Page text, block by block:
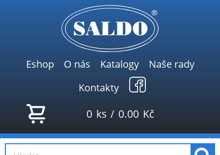
Eshop O nás Katalogy
Naše rady
Kontakty
0 ks / 0.00 Kč